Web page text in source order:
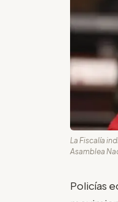
La Fiscalía
Asamblea
Policías